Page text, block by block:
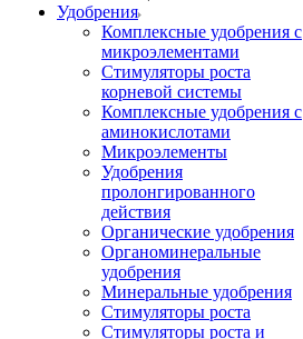
Удобрения
Комплексные удобрения с
микроэлементами
Стимуляторы роста
корневой системы
Комплексные удобрения с
аминокислотами
Микроэлементы
Удобрения
пролонгированного
действия
Органические удобрения
Органоминеральные
удобрения
Минеральные удобрения
Стимуляторы роста
Стимуляторы роста и